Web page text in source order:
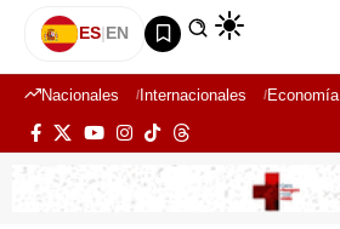
ES|EN
Nacionales Internacionales Economía